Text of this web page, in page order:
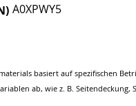
A0XPWY5
basiert auf spezifischen
ab, wie z. B.